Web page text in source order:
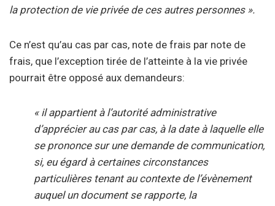
la protection de vie privée de ces autres personnes ».
Ce n’est qu’au cas par cas, note de frais par note de
frais, que l’exception tirée de l’atteinte à la vie privée
pourrait être opposé aux demandeurs:
« il appartient à l’autorité administrative
d’apprécier au cas par cas, à la date à laquelle elle
se prononce sur une demande de communication,
si, eu égard à certaines circonstances
particulières tenant au contexte de l’évènement
auquel un document se rapporte, la